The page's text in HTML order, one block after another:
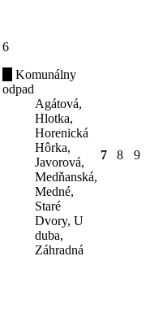
6
Komunálny
odpad
Agátová,
Hlotka,
Horenická
Hôrka,
Javorová,
Medňanská,
Medné,
Staré
Dvory, U
duba,
Záhradná
7 8 9